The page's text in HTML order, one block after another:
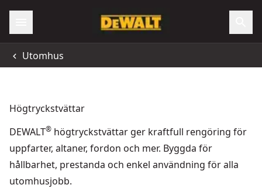
Utomhus
Högtryckstvättar
DEWALT® högtryckstvättar ger kraftfull rengöring för
uppfarter, altaner, fordon och mer. Byggda för
hållbarhet, prestanda och enkel användning för alla
utomhusjobb.